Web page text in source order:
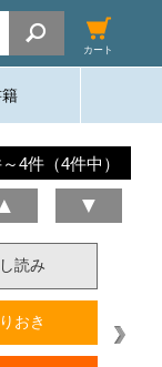
カート
4件（4件中）
▼
読み
おき